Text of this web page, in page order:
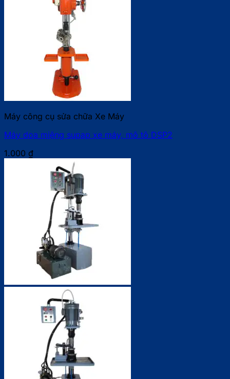
Máy công cụ sửa chữa Xe Máy
Máy doa miệng supap xe máy, mô tô DSP2
1.000 ₫